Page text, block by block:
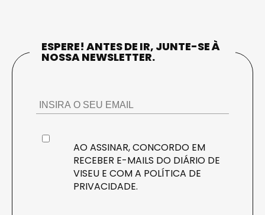
ESPERE! ANTES DE IR, JUNTE-SE À
NOSSA NEWSLETTER.
AO ASSINAR, CONCORDO EM
RECEBER E-MAILS DO DIÁRIO DE
VISEU E COM A POLÍTICA DE
PRIVACIDADE.